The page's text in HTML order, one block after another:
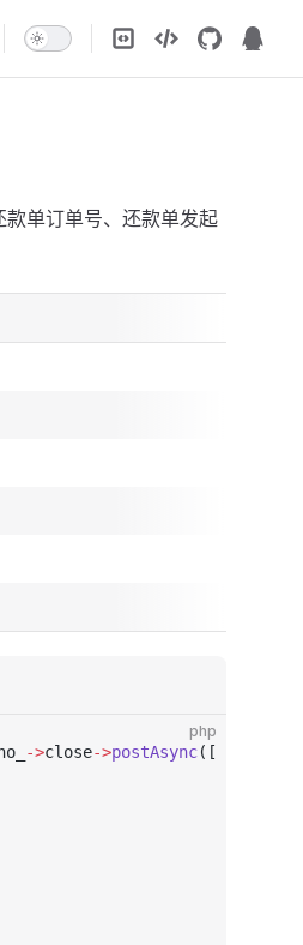
单订单号、还款单发起
php
->close->postAsync([